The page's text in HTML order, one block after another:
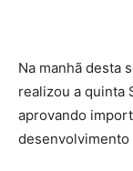
Na manhã desta
realizou a quinta
aprovando